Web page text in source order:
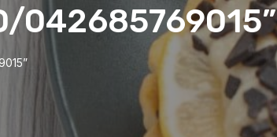
042685769015”